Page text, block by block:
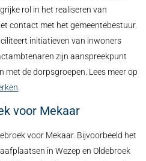
rol in het realiseren van
contact met het gemeentebestuur.
initiatieven van inwoners
zijn aanspreekpunt
met de dorpsgroepen. Lees meer op
voor Mekaar
voor Mekaar. Bijvoorbeeld het
in Wezep en Oldebroek